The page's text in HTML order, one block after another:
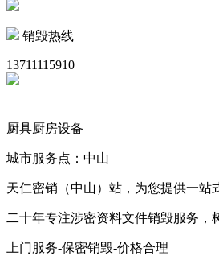
销毁热线
13711115910
厨具厨房设备
城市服务点：中山
天仁密销（中山）站，为您提供一站
二十年专注涉密资料文件销毁服务，
上门服务-保密销毁-价格合理